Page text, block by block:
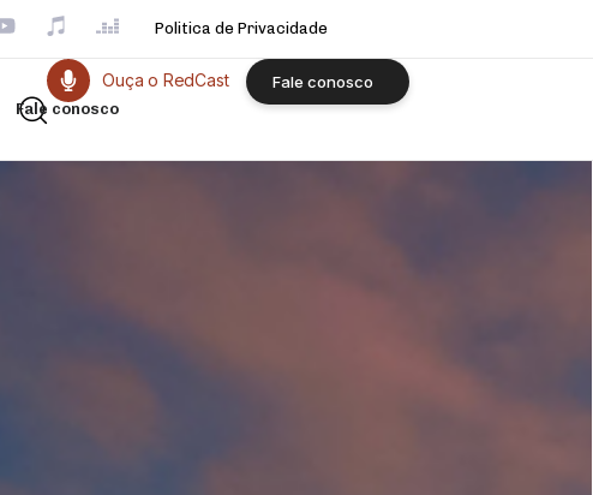
Politica de Privacidade
Fale conosco
Ouça o RedCast Fale conosco